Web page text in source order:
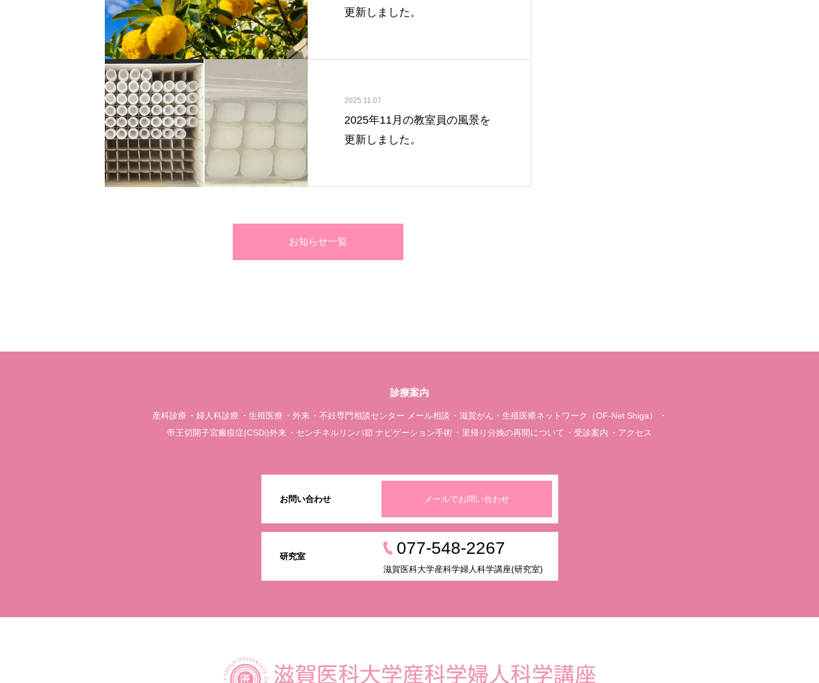
更新しました。
2025.11.07
2025年11月の教室員の風景を
更新しました。
お知らせ一覧
診療案内
産科診療 婦人科診療 生殖医療 外来 不妊専門相談センター メール相談
滋賀がん・生殖医療ネットワーク（OF-Net Shiga）
帝王切開子宮瘢痕症(CSDi)外来
センチネルリンパ節 ナビゲーション手術 里帰り分娩の再開について 受診案内 アクセス
お問い合わせ メールでお問い合わせ
研究室 077-548-2267
滋賀医科大学産科学婦人科学講座(研究室)